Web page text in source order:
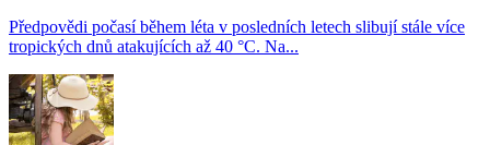
Předpovědi počasí během léta v posledních letech slibují stále více
tropických dnů atakujících až 40 °C. Na...